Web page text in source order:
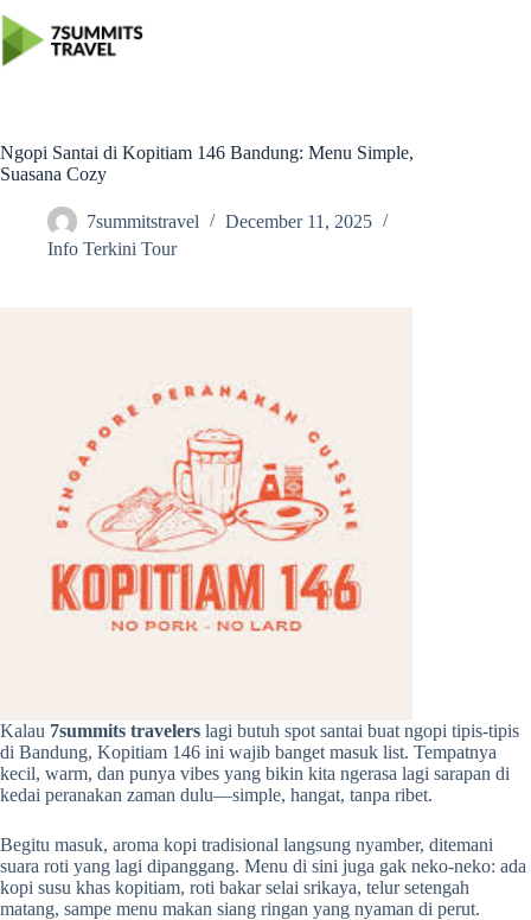
to
content
Ngopi Santai di Kopitiam 146 Bandung: Menu Simple,
Suasana Cozy
7summitstravel
December 11, 2025
Info Terkini Tour
Kalau 7summits travelers lagi butuh spot santai buat ngopi tipis-tipis
di Bandung, Kopitiam 146 ini wajib banget masuk list. Tempatnya
kecil, warm, dan punya vibes yang bikin kita ngerasa lagi sarapan di
kedai peranakan zaman dulu—simple, hangat, tanpa ribet.
Begitu masuk, aroma kopi tradisional langsung nyamber, ditemani
suara roti yang lagi dipanggang. Menu di sini juga gak neko-neko: ada
kopi susu khas kopitiam, roti bakar selai srikaya, telur setengah
matang, sampe menu makan siang ringan yang nyaman di perut.